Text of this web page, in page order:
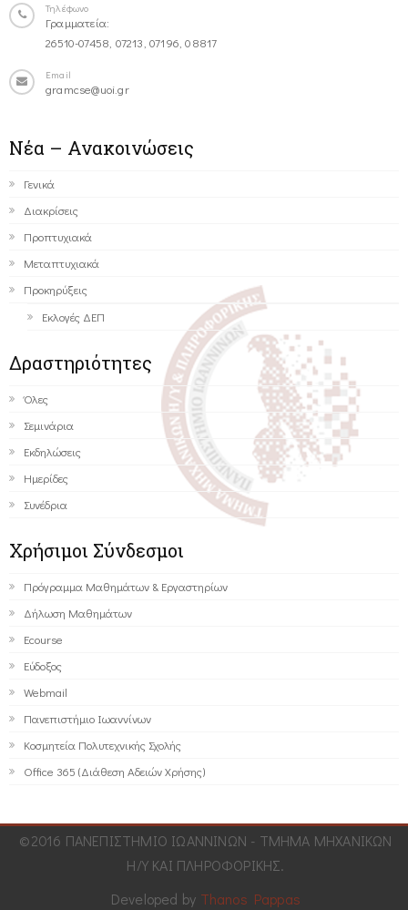
Τηλέφωνο
Γραμματεία:
26510-07458, 07213, 07196, 08817
Email
gramcse@uoi.gr
Νέα – Ανακοινώσεις
Γενικά
Διακρίσεις
Προπτυχιακά
Μεταπτυχιακά
Προκηρύξεις
Εκλογές ΔΕΠ
Δραστηριότητες
Όλες
Σεμινάρια
Εκδηλώσεις
Ημερίδες
Συνέδρια
Χρήσιμοι Σύνδεσμοι
Πρόγραμμα Μαθημάτων & Εργαστηρίων
Δήλωση Μαθημάτων
Ecourse
Εύδοξος
Webmail
Πανεπιστήμιο Ιωαννίνων
Κοσμητεία Πολυτεχνικής Σχολής
Office 365 (Διάθεση Αδειών Χρήσης)
©2016 ΠΑΝΕΠΙΣΤΗΜΙΟ ΙΩΑΝΝΙΝΩΝ - ΤΜΗΜΑ ΜΗΧΑΝΙΚΩΝ
Η/Υ ΚΑΙ ΠΛΗΡΟΦΟΡΙΚΗΣ.
Developed by Thanos Pappas